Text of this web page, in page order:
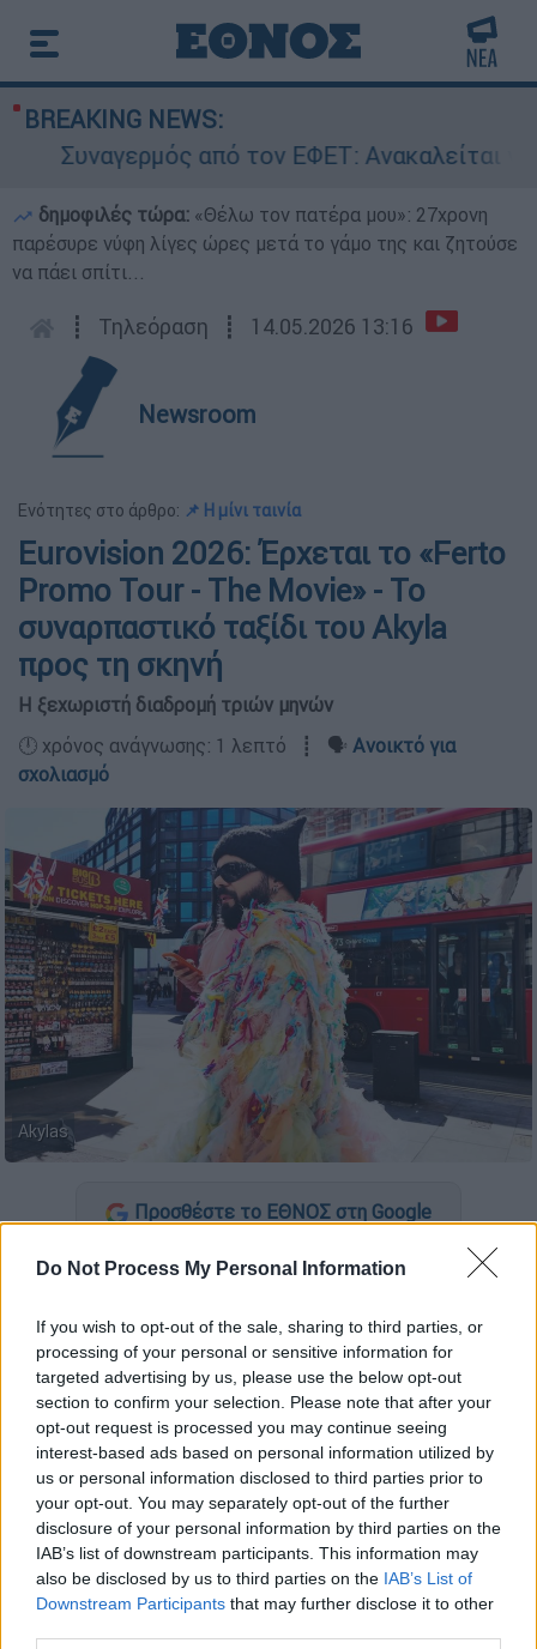
Do Not Process My Personal Information
If you wish to opt-out of the sale, sharing to third parties, or
processing of your personal or sensitive information for
targeted advertising by us, please use the below opt-out
section to confirm your selection. Please note that after your
opt-out request is processed you may continue seeing
interest-based ads based on personal information utilized by
us or personal information disclosed to third parties prior to
your opt-out. You may separately opt-out of the further
disclosure of your personal information by third parties on the
IAB’s list of downstream participants. This information may
also be disclosed by us to third parties on the IAB’s List of
Downstream Participants that may further disclose it to other
BREAKING NEWS:
Συναγερμός από τον ΕΦΕΤ: Ανακαλείται
δημοφιλές τώρα: «Θέλω τον πατέρα μου»: 27χρονη
παρέσυρε νύφη λίγες ώρες μετά το γάμο της και ζητούσε
να πάει σπίτι...
┋ Τηλεόραση ┋ 14.05.2026 13:16
Newsroom
Ενότητες στο άρθρο: 📌 Η μίνι ταινία
Eurovision 2026: Έρχεται το «Ferto
Promo Tour - The Movie» - Το
συναρπαστικό ταξίδι του Akyla
προς τη σκηνή
Η ξεχωριστή διαδρομή τριών μηνών
🕛 χρόνος ανάγνωσης: 1 λεπτό ┋ 🗣️ Ανοικτό για
σχολιασμό
Akylas
Προσθέστε το ΕΘΝΟΣ στη Google
Από το Βελιγράδι μέχρι το Ελσίνκι και από
διασχίζει την Ευρώπη λίγο πριν ανέβει στη
σκηνή του70ού Διαγωνισμού Τραγουδιού
της Eurovisionστη Βιέννη, εκπροσωπώντας
την Ελλάδα.
ΔΙΑΒΑΣΤΕ ΕΠΙΣΗΣ
Τηλεόραση|14.05.2026 08:55
Απόψε ο Β΄ Ημιτελικός της Eurovision
2026 - Η εμφάνιση της Κύπρου και οι